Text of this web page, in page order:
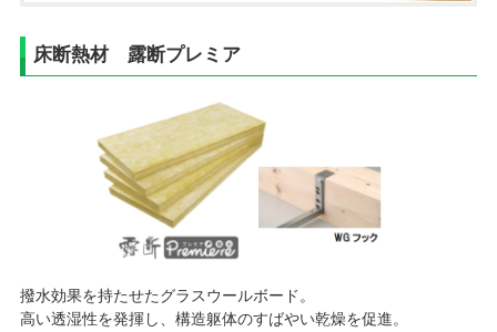
床断熱材 露断プレミア
撥水効果を持たせたグラスウールボード。
高い透湿性を発揮し、構造躯体のすばやい乾燥を促進。